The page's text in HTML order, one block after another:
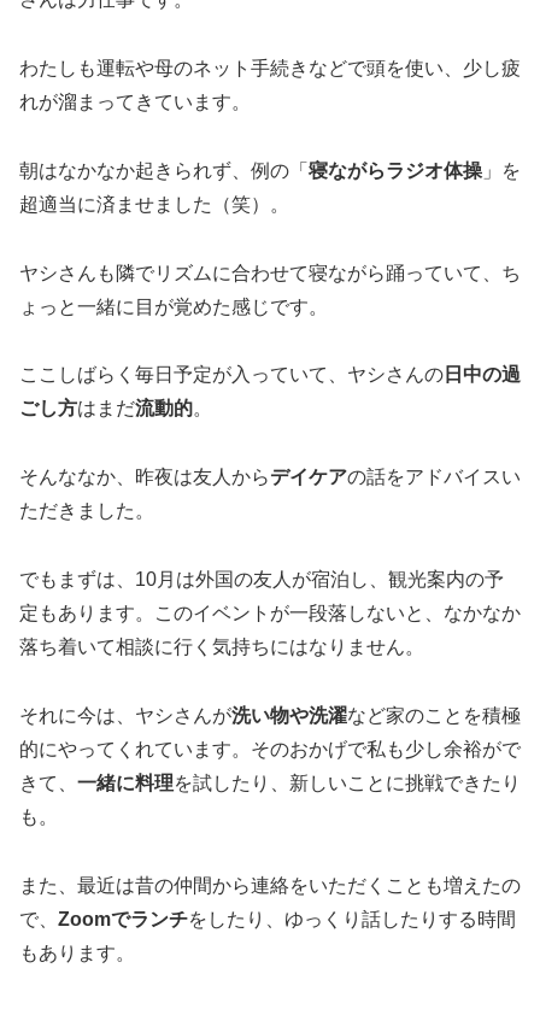
わたしも運転や母のネット手続きなどで頭を使い、少し疲
れが溜まってきています。
朝はなかなか起きられず、例の「 寝ながらラジオ体操 」を
超適当に済ませました（笑）。
ヤシさんも隣でリズムに合わせて寝ながら踊っていて、ち
ょっと一緒に目が覚めた感じです。
ここしばらく毎日予定が入っていて、ヤシさんの 日中の過
ごし方はまだ流動的。
そんななか、昨夜は友人からデイケアの話をアドバイスい
ただきました。
でもまずは、10月は外国の友人が宿泊し、観光案内の予
定もあります。このイベントが一段落しないと、なかなか
落ち着いて相談に行く気持ちにはなりません。
それに今は、ヤシさんが洗い物や洗濯など家のことを積極
的にやってくれています。そのおかげで私も少し余裕がで
きて、 一緒に料理を試したり、新しいことに挑戦できたり
も。
また、最近は昔の仲間から連絡をいただくことも増えたの
で、 Zoomでランチをしたり、ゆっくり話したりする時間
もあります。